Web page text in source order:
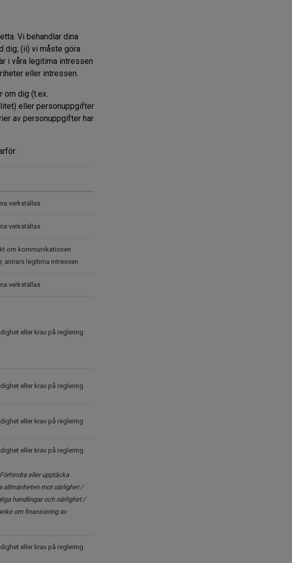
Vi behandlar dina
dig; (ii) vi måste göra
i våra legitima intressen
eller intressen.
om dig (t.ex.
eller personuppgifter
av personuppgifter har
verkställas
verkställas
om kommunikationen
annars legitima intressen
verkställas
eller krav på reglering
eller krav på reglering
eller krav på reglering
eller krav på reglering
eller upptäcka
allmänheten mot oärlighet /
handlingar och oärlighet /
om finansiering av
eller krav på reglering